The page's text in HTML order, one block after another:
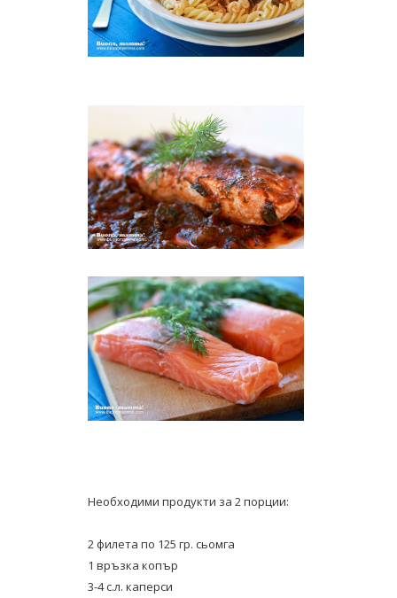
Необходими продукти за 2 порции:
2 филета по 125 гр. сьомга
1 връзка копър
3-4 с.л. каперси